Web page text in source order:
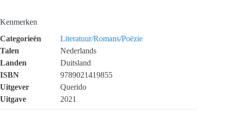
Kenmerken
Categorieën
Literatuur/Romans/Poëzie
Talen
Nederlands
Landen
Duitsland
ISBN
9789021419855
Uitgever
Querido
Uitgave
2021